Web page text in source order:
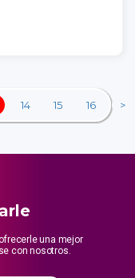
14 15 16 >
una mejor
con nosotros.